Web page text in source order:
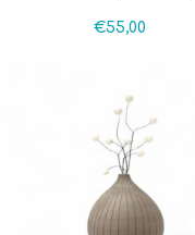
€55,00